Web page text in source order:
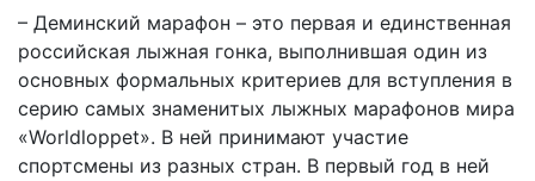
– Деминский марафон – это первая и единственная
российская лыжная гонка, выполнившая один из
основных формальных критериев для вступления в
серию самых знаменитых лыжных марафонов мира
«Worldloppet». В ней принимают участие
спортсмены из разных стран. В первый год в ней